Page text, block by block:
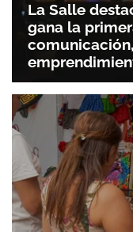
La Salle
gana la